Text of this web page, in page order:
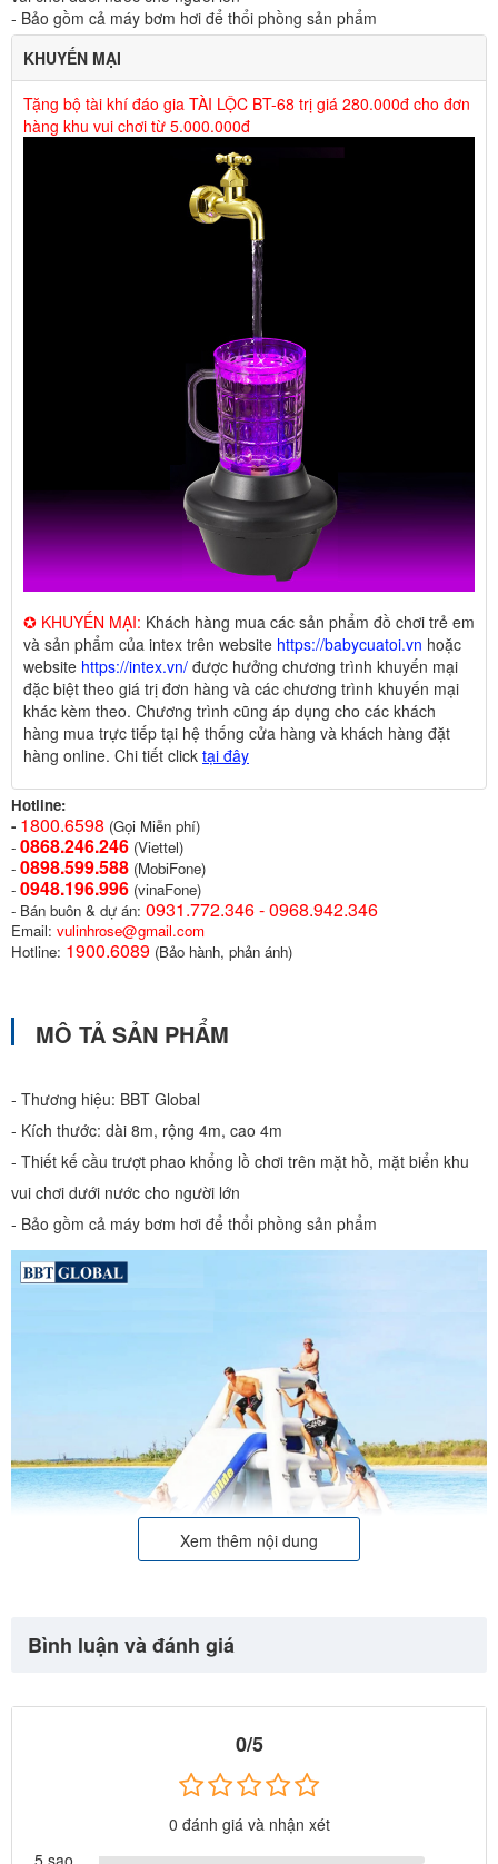
- Bảo gồm cả máy bơm hơi để thổi phồng sản phẩm
KHUYẾN MẠI
Tặng bộ tài khí đáo gia TÀI LỘC BT-68 trị giá 280.000đ cho đơn
hàng khu vui chơi từ 5.000.000đ
✪ KHUYẾN MẠI: Khách hàng mua các sản phẩm đồ chơi trẻ em
và sản phẩm của intex trên website https://babycuatoi.vn hoặc
website https://intex.vn/ được hưởng chương trình khuyến mại
đặc biệt theo giá trị đơn hàng và các chương trình khuyến mại
khác kèm theo. Chương trình cũng áp dụng cho các khách
hàng mua trực tiếp tại hệ thống cửa hàng và khách hàng đặt
hàng online. Chi tiết click tại đây
Hotline:
- 1800.6598 (Gọi Miễn phí)
- 0868.246.246 (Viettel)
- 0898.599.588 (MobiFone)
- 0948.196.996 (vinaFone)
- Bán buôn & dự án: 0931.772.346 - 0968.942.346
Email: vulinhrose@gmail.com
Hotline: 1900.6089 (Bảo hành, phản ánh)
MÔ TẢ SẢN PHẨM
- Thương hiệu: BBT Global
- Kích thước: dài 8m, rộng 4m, cao 4m
- Thiết kế cầu trượt phao khổng lồ chơi trên mặt hồ, mặt biển khu
vui chơi dưới nước cho người lớn
- Bảo gồm cả máy bơm hơi để thổi phồng sản phẩm
Xem thêm nội dung
Bình luận và đánh giá
0/5
0 đánh giá và nhận xét